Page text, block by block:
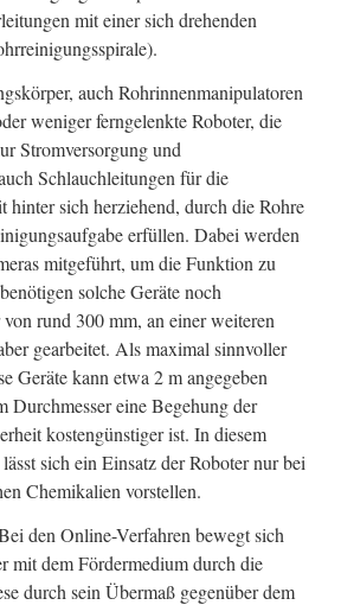
mit einer sich drehenden
auch Rohrinnenmanipulatoren
weniger ferngelenkte Roboter, die
Stromversorgung und
Schlauchleitungen für die
hinter sich herziehend, durch die Rohre
erfüllen. Dabei werden
mitgeführt, um die Funktion zu
solche Geräte noch
rund 300 mm, an einer weiteren
gearbeitet. Als maximal sinnvoller
Geräte kann etwa 2 m angegeben
Durchmesser eine Begehung der
kostengünstiger ist. In diesem
sich ein Einsatz der Roboter nur bei
Chemikalien vorstellen.
den Online-Verfahren bewegt sich
mit dem Fördermedium durch die
durch sein Übermaß gegenüber dem